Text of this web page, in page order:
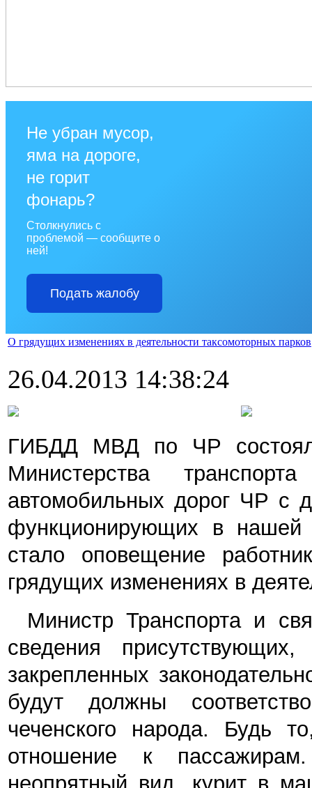
Не убран мусор,
яма на дороге,
не горит
фонарь?
Столкнулись с
проблемой — сообщите о
ней!
Подать жалобу
О грядущих изменениях в деятельности таксомоторных парков
26.04.2013 14:38:24
ГИБДД МВД по ЧР
Министерства
автомобильных дорог ЧР с
функционирующих в нашей
стало оповещение
грядущих изменениях в
Министр Транспорта и
сведения
закрепленных
будут должны
чеченского народа. Будь
отношение к